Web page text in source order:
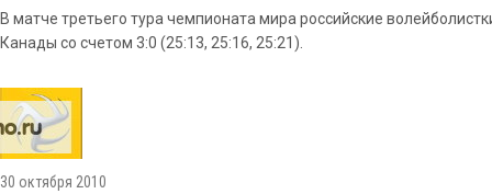
В матче третьего тура чемпионата мира российские
Канады со счетом 3:0 (25:13, 25:16, 25:21).
30 октября 2010